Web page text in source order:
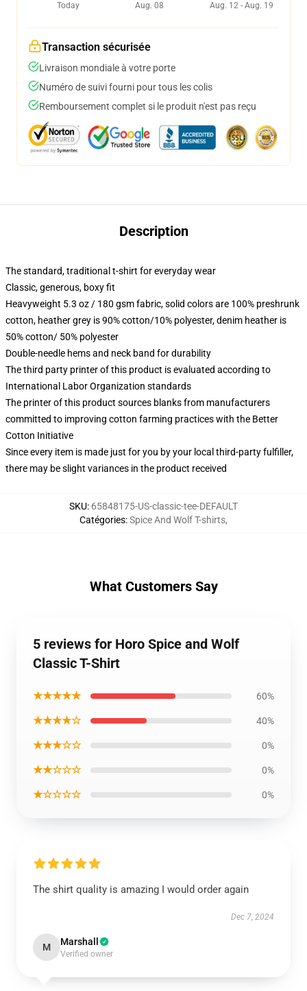
Today
Aug. 08
Aug. 12 - Aug. 19
Transaction sécurisée
Livraison mondiale à votre porte
Numéro de suivi fourni pour tous les colis
Remboursement complet si le produit n'est pas reçu
Description
The standard, traditional t-shirt for everyday wear
Classic, generous, boxy fit
Heavyweight 5.3 oz / 180 gsm fabric, solid colors are 100% preshrunk
cotton, heather grey is 90% cotton/10% polyester, denim heather is
50% cotton/ 50% polyester
Double-needle hems and neck band for durability
The third party printer of this product is evaluated according to
International Labor Organization standards
The printer of this product sources blanks from manufacturers
committed to improving cotton farming practices with the Better
Cotton Initiative
Since every item is made just for you by your local third-party fulfiller,
there may be slight variances in the product received
SKU: 65848175-US-classic-tee-DEFAULT
Catégories:Spice And Wolf T-shirts,
What Customers Say
5 reviews for Horo Spice and Wolf
Classic T-Shirt
★★★★★ 60%
★★★★☆ 40%
★★★☆☆ 0%
★★☆☆☆ 0%
★☆☆☆☆ 0%
The shirt quality is amazing I would order again
Dec 7, 2024
M Marshall
Verified owner